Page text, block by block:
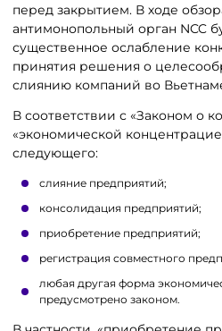
перед закрытием. В ходе
антимонопольный орган NCC
существенное ослабление
принятия решения о
слиянию компаний во
В соответствии с «Законом о
«экономической
следующего:
слияние предприятий;
консолидация предприятий;
приобретение предприятий;
регистрация совместного
любая другая форма
предусмотрено законом.